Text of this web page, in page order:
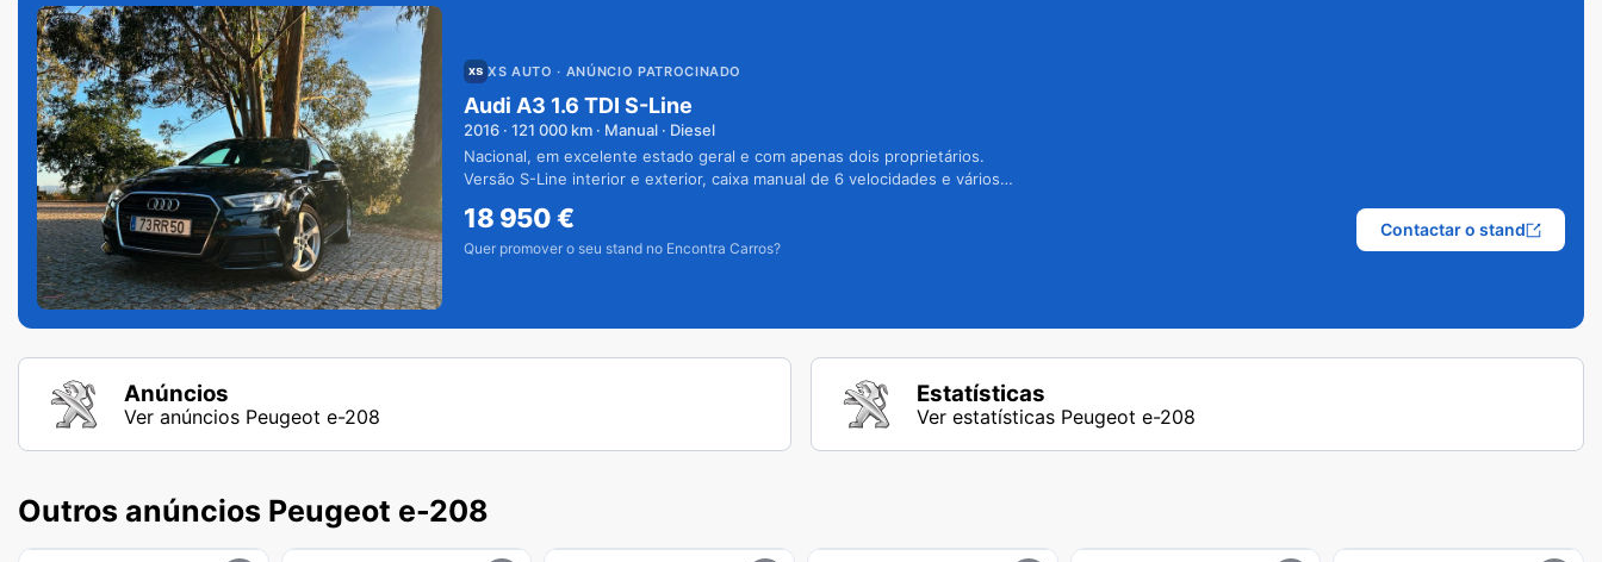
XS AUTO · ANÚNCIO PATROCINADO
Audi A3 1.6 TDI S-Line
2016 · 121 000 km · Manual · Diesel
Nacional, em excelente estado geral e com apenas dois proprietários.
Versão S-Line interior e exterior, caixa manual de 6 velocidades e vários
18 950€
Quer promover o seu stand no Encontra Carros?
Contactar o stand
Anúncios
Ver anúncios Peugeot e-208
Estatísticas
Ver estatísticas Peugeot e-208
Outros anúncios Peugeot e-208